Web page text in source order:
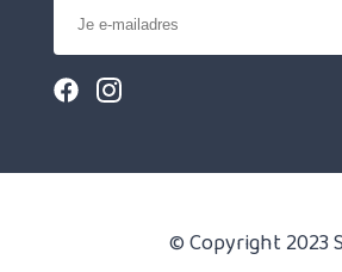
© Copyright 2023